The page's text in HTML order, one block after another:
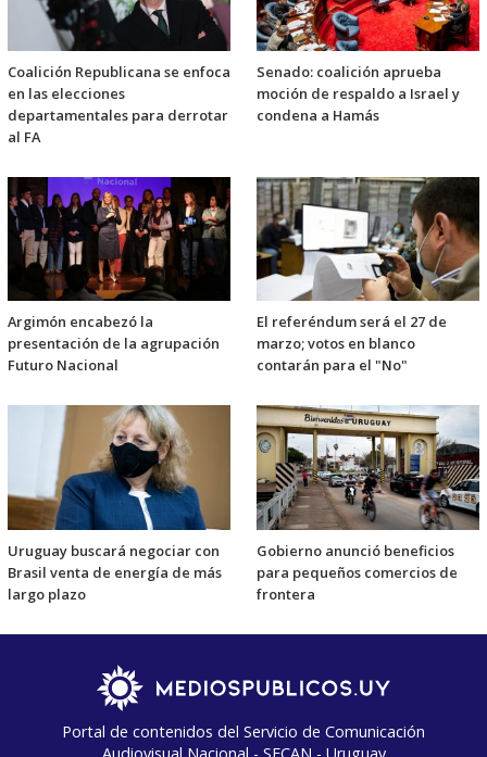
Coalición Republicana se enfoca
en las elecciones
departamentales para derrotar
al FA
Senado: coalición aprueba
moción de respaldo a Israel y
condena a Hamás
Argimón encabezó la
presentación de la agrupación
Futuro Nacional
El referéndum será el 27 de
marzo; votos en blanco
contarán para el "No"
Uruguay buscará negociar con
Brasil venta de energía de más
largo plazo
Gobierno anunció beneficios
para pequeños comercios de
frontera
Portal de contenidos del Servicio de Comunicación
Audiovisual Nacional - SECAN - Uruguay